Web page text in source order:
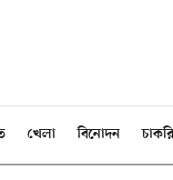
খেলা বিনোদন চাকরি